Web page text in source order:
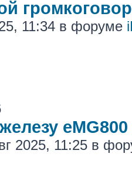
11:34 в форуме
eMG800
2025, 11:25 в